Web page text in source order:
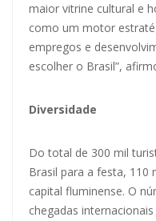
maior vitrine cultural e
como um motor
empregos e
escolher o Brasil”,
Diversidade
Do total de 300 mil
Brasil para a festa, 110
capital fluminense. O
chegadas